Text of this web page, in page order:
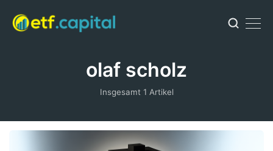
olaf scholz
Insgesamt 1 Artikel